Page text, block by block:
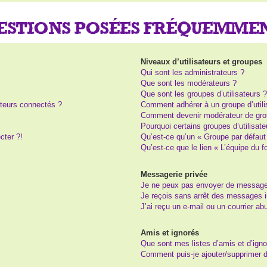
POSÉES
connectés ?
?!
Niveaux d’utilisateurs et groupes
Qui sont les administrateurs ?
Que sont les modérateurs ?
Que sont les groupes d’utilisateurs ?
Comment adhérer à un groupe
Comment devenir modérateur de
Pourquoi certains groupes
Qu’est-ce qu’un « Groupe par
Qu’est-ce que le lien « L’équipe du
Messagerie privée
Je ne peux pas envoyer de
Je reçois sans arrêt des messages
J’ai reçu un e-mail ou un courrier
Amis et ignorés
Que sont mes listes d’amis et
Comment puis-je ajouter/supprimer